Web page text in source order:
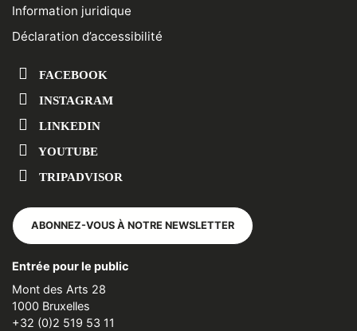
Information juridique
Déclaration d’accessibilité
FACEBOOK
INSTAGRAM
LINKEDIN
YOUTUBE
TRIPADVISOR
ABONNEZ-VOUS À NOTRE NEWSLETTER
Entrée pour le public
Mont des Arts 28
1000 Bruxelles
+32 (0)2 519 53 11